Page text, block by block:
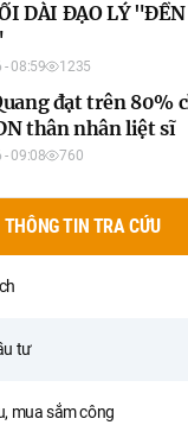
DÀI ĐẠO LÝ "ĐỀN
08:59 1235
đạt trên 80%
thân nhân liệt sĩ
09:08 760
THÔNG TIN TRA CỨU
tư
mua sắm công